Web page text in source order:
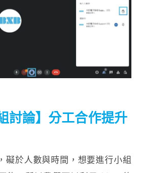
討論】分工合作提升
礙於人數與時間 ， 想要進行小組